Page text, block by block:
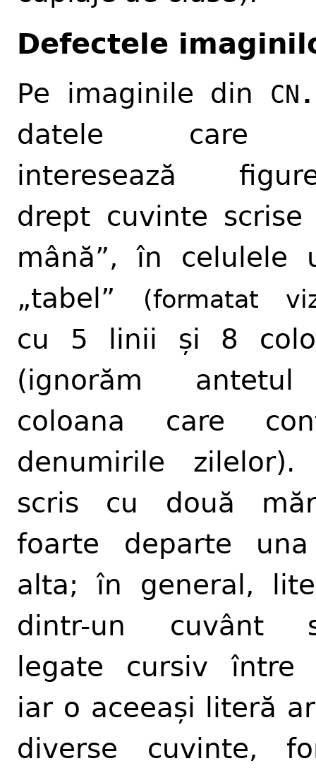
Defectele
Pe imaginile din CN
datele care
interesează
drept cuvinte scrise
mână”, în celulele
„tabel”
(formatat
cu 5 linii și 8
(ignorăm
coloana care
denumirile zilelor).
scris cu două
foarte departe
alta; în general,
dintr-un cuvânt
legate cursiv între
iar o aceeași literă
diverse cuvinte,